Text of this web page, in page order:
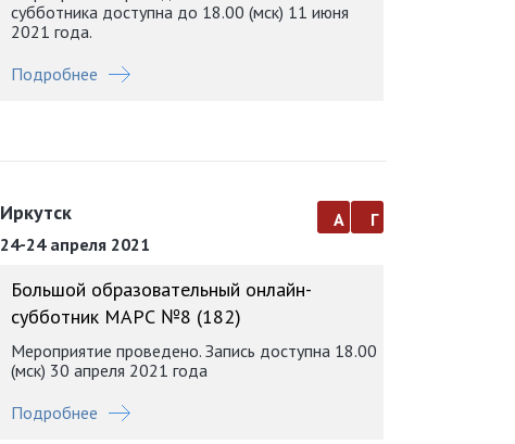
субботника доступна до 18.00 (мск) 11 июня
2021 года.
Подробнее
Иркутск
24-24 апреля 2021
а г
Большой образовательный онлайн-
субботник МАРС №8 (182)
Мероприятие проведено. Запись доступна 18.00
(мск) 30 апреля 2021 года
Подробнее